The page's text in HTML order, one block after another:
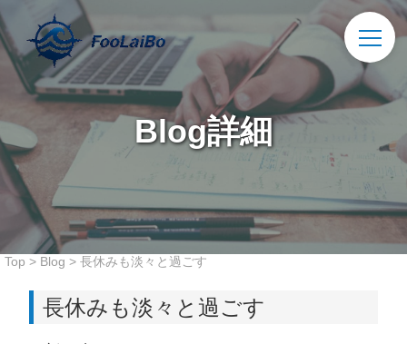
Top > Blog > 長休みも淡々と過ごす
Blog詳細
長休みも淡々と過ごす